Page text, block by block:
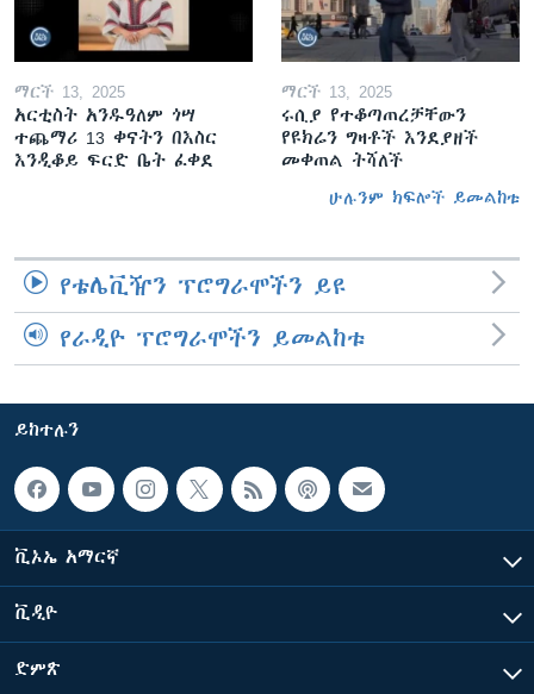
ማርች 13, 2025
አርቲስት አንዱዓለም ጎሣ
ተጨማሪ 13 ቀናትን በእስር
እንዲቆይ ፍርድ ቤት ፈቀደ
ማርች 13, 2025
ሩሲያ የተቆጣጠረቻቸውን
የዩክሬን ግዛቶች እንደያዘች
መቀጠል ትሻለች
ሁሉንም ክፍሎች ይመልከቱ
የቴሌቪዥን ፕሮግራሞችን ይዩ
የራዲዮ ፕሮግራሞችን ይመልከቱ
ይከተሉን
ቪኦኤ አማርኛ
ቪዲዮ
ድምጽ